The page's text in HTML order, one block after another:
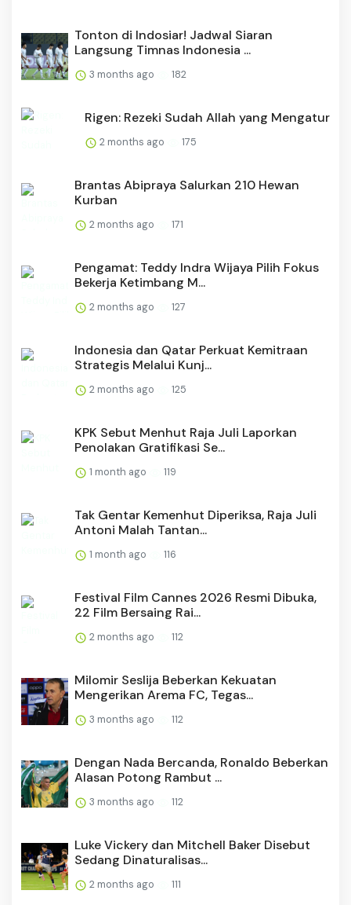
Tonton di Indosiar! Jadwal Siaran
Langsung Timnas Indonesia ...
3 months ago 182
Rigen: Rezeki Sudah Allah yang Mengatur
2 months ago 175
Brantas Abipraya Salurkan 210 Hewan
Kurban
2 months ago 171
Pengamat: Teddy Indra Wijaya Pilih Fokus
Bekerja Ketimbang M...
2 months ago 127
Indonesia dan Qatar Perkuat Kemitraan
Strategis Melalui Kunj...
2 months ago 125
KPK Sebut Menhut Raja Juli Laporkan
Penolakan Gratifikasi Se...
1 month ago 119
Tak Gentar Kemenhut Diperiksa, Raja Juli
Antoni Malah Tantan...
1 month ago 116
Festival Film Cannes 2026 Resmi Dibuka,
22 Film Bersaing Rai...
2 months ago 112
Milomir Seslija Beberkan Kekuatan
Mengerikan Arema FC, Tegas...
3 months ago 112
Dengan Nada Bercanda, Ronaldo Beberkan
Alasan Potong Rambut ...
3 months ago 112
Luke Vickery dan Mitchell Baker Disebut
Sedang Dinaturalisas...
2 months ago 111